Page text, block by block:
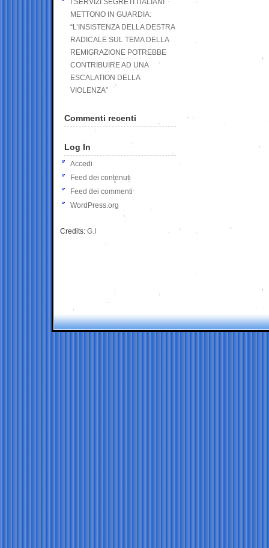
I SERVIZI SEGRETI ITALIANI
METTONO IN GUARDIA:
“L’INSISTENZA DELLA DESTRA
RADICALE SUL TEMA DELLA
REMIGRAZIONE POTREBBE
CONTRIBUIRE AD UNA
ESCALATION DELLA
VIOLENZA”
Commenti recenti
Log In
Accedi
Feed dei contenuti
Feed dei commenti
WordPress.org
Credits: G.I